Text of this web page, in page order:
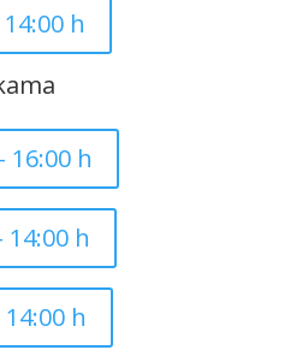
h
16:00 h
14:00 h
h